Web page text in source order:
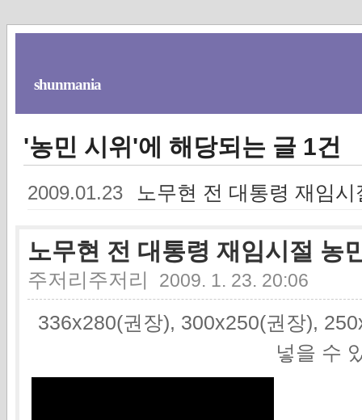
shunmania
'농민 시위'에 해당되는 글 1건
2009.01.23 노무현 전 대통령 재임
노무현 전 대통령 재임시절 농
주저리주저리 2009. 1. 23. 20:06
336x280(권장), 300x250(권장),
넣을 수